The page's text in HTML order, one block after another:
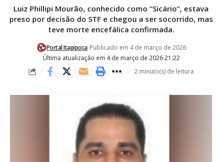
Luiz Phillipi Mourão, conhecido como “Sicário”, estava
preso por decisão do STF e chegou a ser socorrido, mas
teve morte encefálica confirmada.
Última atualização em 4 de março de 2026 21:22
Portal Itapipoca Publicado em 4 de março de 2026
2 minuto(s) de leitura